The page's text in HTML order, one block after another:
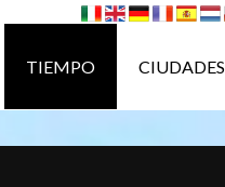
TIEMPO CIUDADES